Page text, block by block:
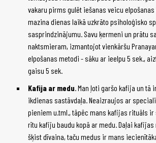
vakaru pirms gulēt iešanas veicu
mazina dienas laikā uzkrāto psiholoģisko
sasprindzinājumu. Savu ķermeni un prātu
naktsmieram, izmantojot vienkāršu
elpošanas metodi - sāku ar ieelpu 5 sek.,
gaisu 5 sek.
Kafija ar medu. Man ļoti garšo kafija un tā
ikdienas sastāvdaļa. Neaizraujos ar
pieniem u.tml., tāpēc mans kafijas rituāls ir
rītu kafiju baudu kopā ar medu. Daļai
šķist dīvaina, taču medus ir mans